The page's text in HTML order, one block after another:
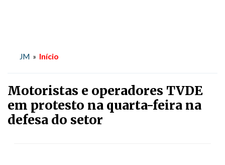
JM » Início
Motoristas e operadores TVDE
em protesto na quarta-feira na
defesa do setor